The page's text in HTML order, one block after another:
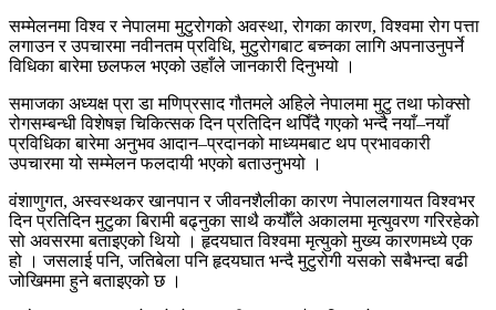
सम्मेलनमा विश्व र नेपालमा मुटुरोगको अवस्था, रोगका कारण, विश्वमा रोग पत्ता
लगाउन र उपचारमा नवीनतम प्रविधि, मुटुरोगबाट बच्नका लागि अपनाउनुपर्ने
विधिका बारेमा छलफल भएको उहाँले जानकारी दिनुभयो ।
समाजका अध्यक्ष प्रा डा मणिप्रसाद गौतमले अहिले नेपालमा मुटु तथा फोक्सो
रोगसम्बन्धी विशेषज्ञ चिकित्सक दिन प्रतिदिन थपिँदै गएको भन्दै नयाँ–नयाँ
प्रविधिका बारेमा अनुभव आदान–प्रदानको माध्यमबाट थप प्रभावकारी
उपचारमा यो सम्मेलन फलदायी भएको बताउनुभयो ।
वंशाणुगत, अस्वस्थकर खानपान र जीवनशैलीका कारण नेपाललगायत विश्वभर
दिन प्रतिदिन मुटुका बिरामी बढ्नुका साथै कयौँले अकालमा मृत्युवरण गरिरहेको
सो अवसरमा बताइएको थियो । हृदयघात विश्वमा मृत्युको मुख्य कारणमध्ये एक
हो । जसलाई पनि, जतिबेला पनि हृदयघात भन्दै मुटुरोगी यसको सबैभन्दा बढी
जोखिममा हुने बताइएको छ ।